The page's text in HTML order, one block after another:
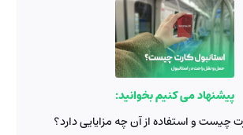
پیشنهاد می کنیم بخوانید:
چیست و استفاده از آن چه مزایایی دارد؟